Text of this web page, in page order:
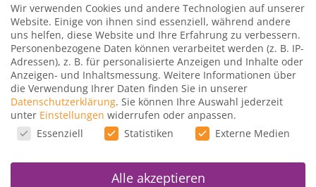
Miles & More Meilen durch
Zeitungsabos
vonDominik|Mai 18, 2020| Uncategorized|0 |
WEITERLESEN
Wir verwenden Cookies und andere Technologien auf unserer
Website. Einige von ihnen sind essenziell, während andere
uns helfen, diese Website und Ihre Erfahrung zu verbessern.
Personenbezogene Daten können verarbeitet werden (z. B. IP-
Adressen), z. B. für personalisierte Anzeigen und Inhalte oder
Anzeigen- und Inhaltsmessung. Weitere Informationen über
die Verwendung Ihrer Daten finden Sie in unserer
Datenschutzerklärung. Sie können Ihre Auswahl jederzeit
unter Einstellungen widerrufen oder anpassen.
Datenschutzeinstellungen
Essenziell Statistiken Externe Medien
Alle akzeptieren